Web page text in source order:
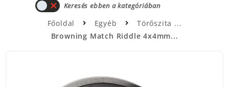
Keresés ebben a kategóriában
Főoldal Egyéb
Törőszita
Browning Match Riddle 4x4mm...